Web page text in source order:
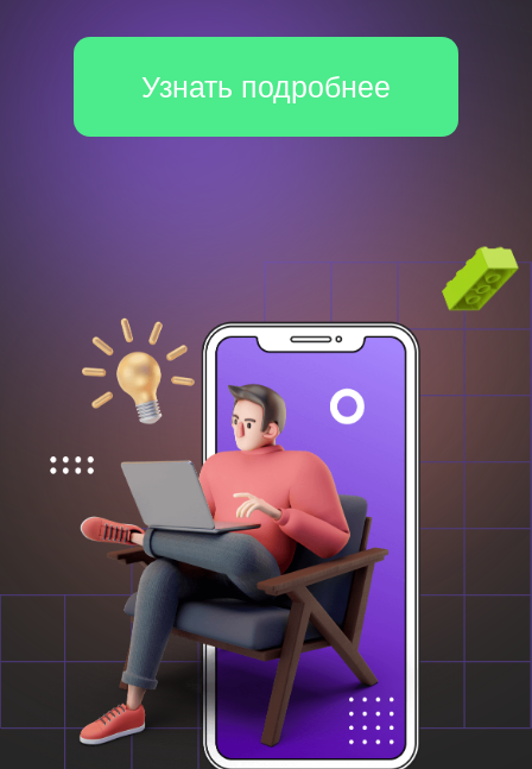
*Все иностранные термины и названия сервисов вы можете
найти с расшифровкой внизу страницы.
БЕСПЛАТНЫЕ
МЕРОПРИЯТИЯ
Выберите интересующий вас раздел